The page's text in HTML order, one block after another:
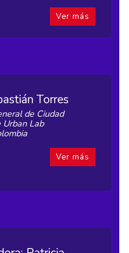
Ver más
Torres
de Ciudad
Urban Lab
Ver más